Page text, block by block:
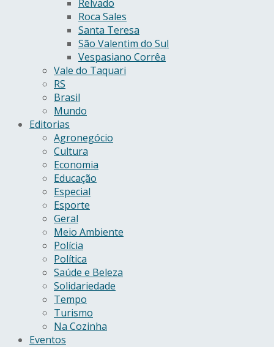
Relvado
Roca Sales
Santa Teresa
São Valentim do Sul
Vespasiano Corrêa
Vale do Taquari
RS
Brasil
Mundo
Editorias
Agronegócio
Cultura
Economia
Educação
Especial
Esporte
Geral
Meio Ambiente
Polícia
Política
Saúde e Beleza
Solidariedade
Tempo
Turismo
Na Cozinha
Eventos